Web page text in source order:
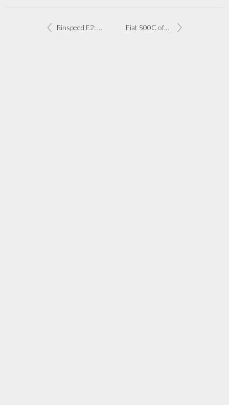
Rinspeed E2: Fiat 500 met milieuknop Fiat 500C officieel gelanceerd